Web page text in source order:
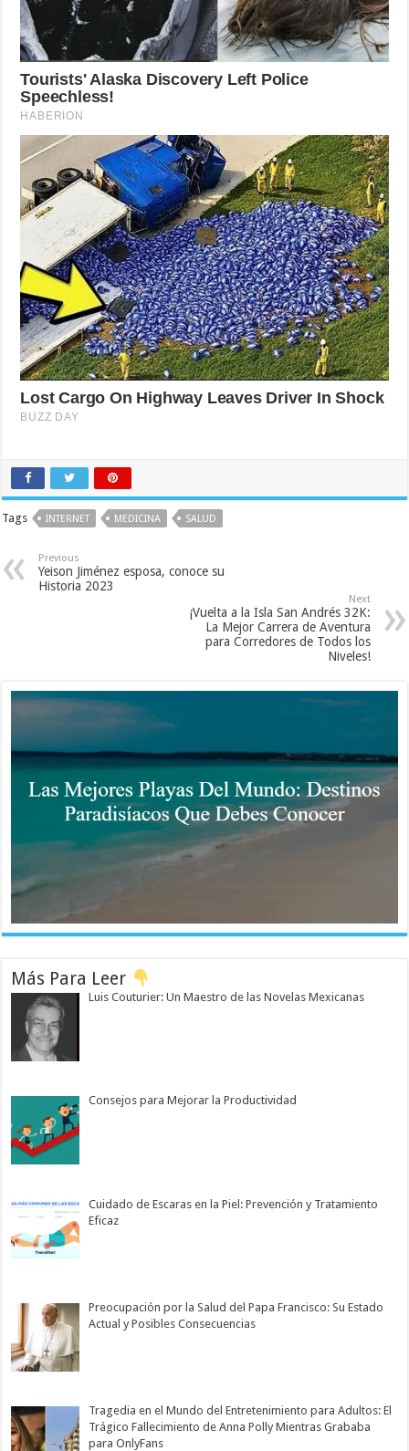
Tags INTERNET MEDICINA SALUD
Previous
Yeison Jiménez esposa, conoce su
Historia 2023
Next
¡Vuelta a la Isla San Andrés 32K:
La Mejor Carrera de Aventura
para Corredores de Todos los
Niveles!
Más Para Leer
Luis Couturier: Un Maestro de las Novelas Mexicanas
Consejos para Mejorar la Productividad
Cuidado de Escaras en la Piel: Prevención y Tratamiento
Eficaz
Preocupación por la Salud del Papa Francisco: Su Estado
Actual y Posibles Consecuencias
Tragedia en el Mundo del Entretenimiento para Adultos: El
Trágico Fallecimiento de Anna Polly Mientras Grababa
para OnlyFans